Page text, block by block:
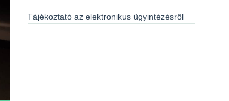
Tájékoztató az elektronikus ügyintézésről